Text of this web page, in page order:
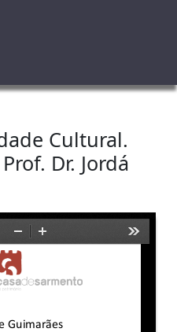
Cultural.
Dr. Jordá